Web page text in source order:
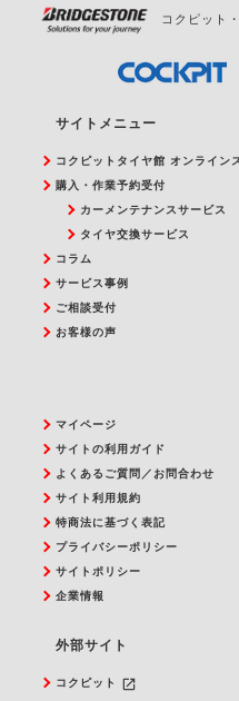
コクピット
サイトメニュー
コクピットタイヤ館 オンライン
購入・作業予約受付
カーメンテナンスサービス
タイヤ交換サービス
コラム
サービス事例
ご相談受付
お客様の声
マイページ
サイトの利用ガイド
よくあるご質問／お問合わせ
サイト利用規約
特商法に基づく表記
プライバシーポリシー
サイトポリシー
企業情報
外部サイト
コクピット
launch